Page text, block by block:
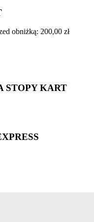
obniżką: 200,00 zł
STOPY KART